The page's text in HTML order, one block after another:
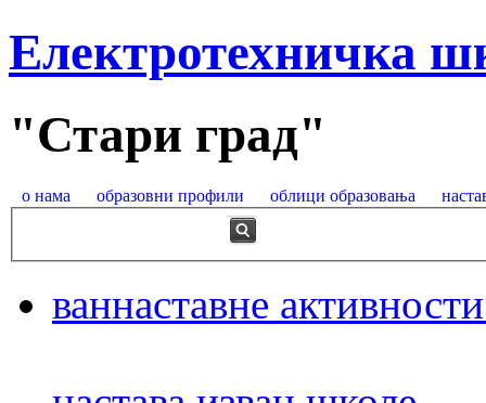
Електротехничка
"Стари град"
о нама образовни профили облици образовања
ваннаставне